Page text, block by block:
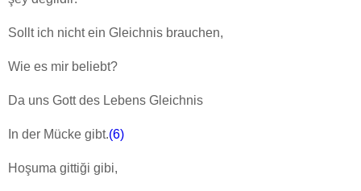
Sollt ich nicht ein Gleichnis brauchen,
Wie es mir beliebt?
Da uns Gott des Lebens Gleichnis
In der Mücke gibt.(6)
Hoşuma gittiği gibi,